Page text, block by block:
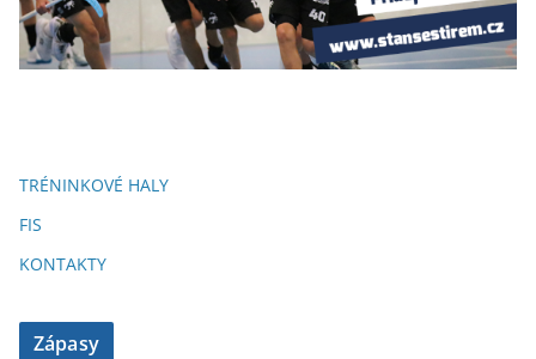
TRÉNINKOVÉ HALY
FIS
KONTAKTY
Zápasy